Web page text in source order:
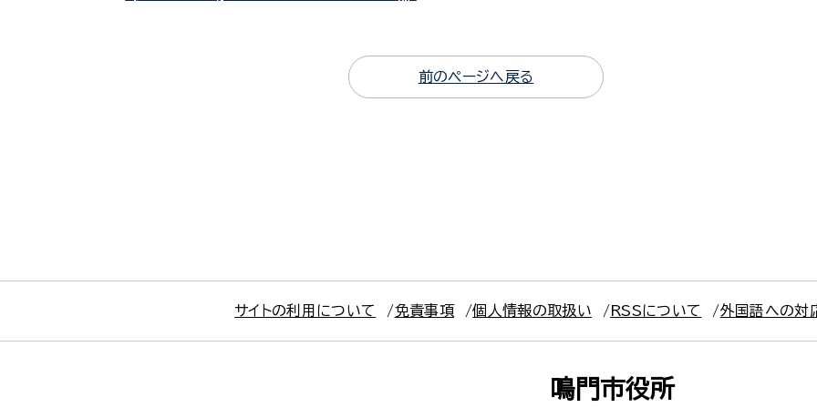
前のページへ戻る
サイトの利用について 免責事項 個人情報の取扱い RSSについて 外国語への対
鳴門市役所